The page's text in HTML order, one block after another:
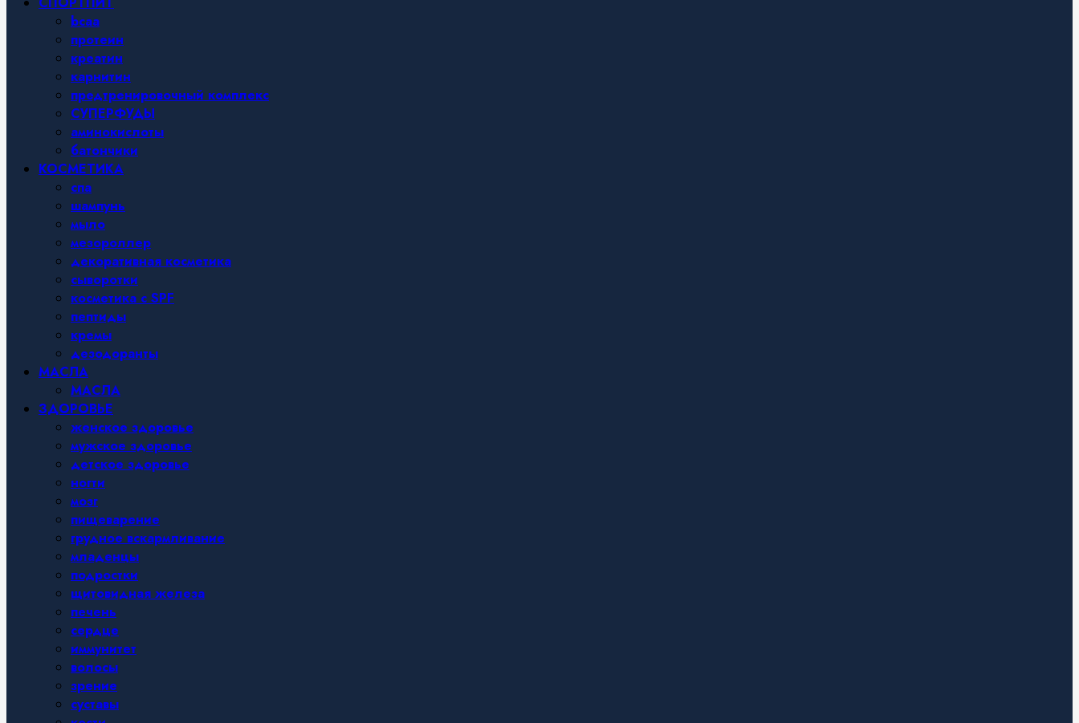
bcaa
протеин
креатин
карнитин
предтренировочный комплекс
СУПЕРФУДЫ
аминокислоты
батончики
КОСМЕТИКА
спа
шампунь
мыло
мезороллер
декоративная косметика
сыворотки
косметика с SPF
пептиды
кремы
дезодоранты
МАСЛА
МАСЛА
ЗДОРОВЬЕ
женское здоровье
мужское здоровье
детское здоровье
ногти
мозг
пищеварение
грудное вскармливание
младенцы
подростки
щитовидная железа
печень
сердце
иммунитет
волосы
зрение
суставы